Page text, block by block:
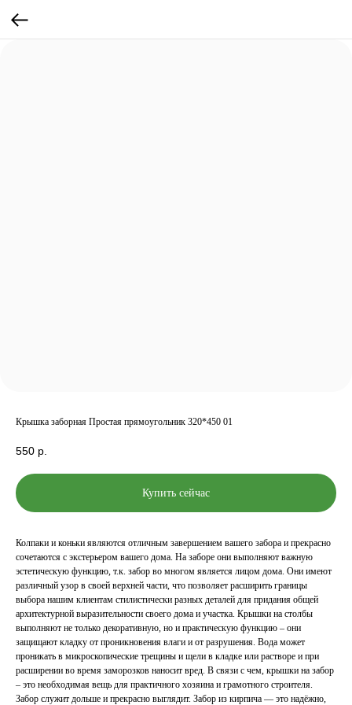
Крышка заборная Простая прямоугольник 320*450 01
550 р.
Купить сейчас
Колпаки и коньки являются отличным завершением вашего забора и прекрасно
сочетаются с экстерьером вашего дома. На заборе они выполняют важную
эстетическую функцию, т.к. забор во многом является лицом дома. Они имеют
различный узор в своей верхней части, что позволяет расширить границы
выбора нашим клиентам стилистически разных деталей для придания общей
архитектурной выразительности своего дома и участка. Крышки на столбы
выполняют не только декоративную, но и практическую функцию – они
защищают кладку от проникновения влаги и от разрушения. Вода может
проникать в микроскопические трещины и щели в кладке или растворе и при
расширении во время заморозков наносит вред. В связи с чем, крышки на забор
– это необходимая вещь для практичного хозяина и грамотного строителя.
Забор служит дольше и прекрасно выглядит. Забор из кирпича — это надёжно,